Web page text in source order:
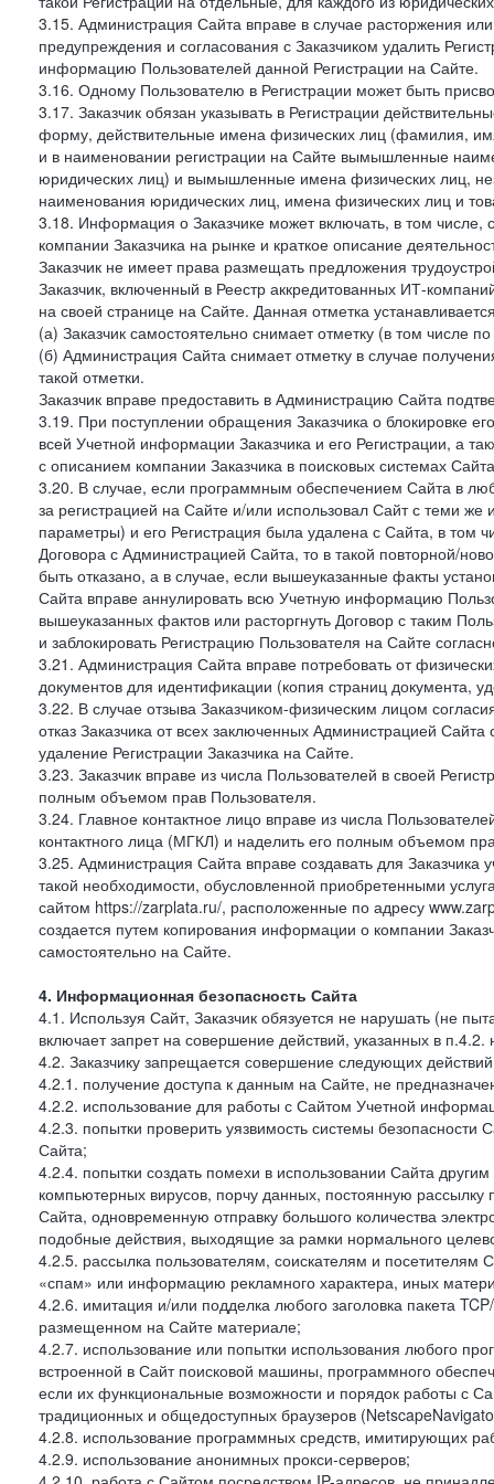
3.15. Администрация Сайта вправе в случае расторжения
предупреждения и согласования с Заказчиком удалить
информацию Пользователей данной Регистрации на Сайте.
3.16. Одному Пользователю в Регистрации может быть
3.17. Заказчик обязан указывать в Регистрации
форму, действительные имена физических лиц (фамилия,
и в наименовании регистрации на Сайте вымышленные
юридических лиц) и вымышленные имена физических лиц,
наименования юридических лиц, имена физических лиц и
3.18. Информация о Заказчике может включать, в том
компании Заказчика на рынке и краткое описание
Заказчик не имеет права размещать предложения
Заказчик, включенный в Реестр аккредитованных ИТ-
на своей странице на Сайте. Данная отметка
(а) Заказчик самостоятельно снимает отметку (в том числе
(б) Администрация Сайта снимает отметку в случае
такой отметки.
Заказчик вправе предоставить в Администрацию Сайта
3.19. При поступлении обращения Заказчика о блокировке
всей Учетной информации Заказчика и его Регистрации, а
с описанием компании Заказчика в поисковых системах
3.20. В случае, если программным обеспечением Сайта в
за регистрацией на Сайте и/или использовал Сайт с теми
параметры) и его Регистрация была удалена с Сайта, в том
Договора с Администрацией Сайта, то в такой повторной/
быть отказано, а в случае, если вышеуказанные факты
Сайта вправе аннулировать всю Учетную информацию
вышеуказанных фактов или расторгнуть Договор с таким
и заблокировать Регистрацию Пользователя на Сайте
3.21. Администрация Сайта вправе потребовать от
документов для идентификации (копия страниц документа,
3.22. В случае отзыва Заказчиком-физическим лицом
отказ Заказчика от всех заключенных Администрацией
удаление Регистрации Заказчика на Сайте.
3.23. Заказчик вправе из числа Пользователей в своей
полным объемом прав Пользователя.
3.24. Главное контактное лицо вправе из числа
контактного лица (МГКЛ) и наделить его полным объемом
3.25. Администрация Сайта вправе создавать для
такой необходимости, обусловленной приобретенными
сайтом https://zarplata.ru/, расположенные по адресу
создается путем копирования информации о компании
самостоятельно на Сайте.
4. Информационная безопасность Сайта
4.1. Используя Сайт, Заказчик обязуется не нарушать (не
включает запрет на совершение действий, указанных в
4.2. Заказчику запрещается совершение следующих
4.2.1. получение доступа к данным на Сайте, не
4.2.2. использование для работы с Сайтом Учетной
4.2.3. попытки проверить уязвимость системы
Сайта;
4.2.4. попытки создать помехи в использовании Сайта
компьютерных вирусов, порчу данных, постоянную
Сайта, одновременную отправку большого количества
подобные действия, выходящие за рамки нормального
4.2.5. рассылка пользователям, соискателям и
«спам» или информацию рекламного характера, иных
4.2.6. имитация и/или подделка любого заголовка пакета
размещенном на Сайте материале;
4.2.7. использование или попытки использования любого
встроенной в Сайт поисковой машины, программного
если их функциональные возможности и порядок работы с
традиционных и общедоступных браузеров
4.2.8. использование программных средств, имитирующих
4.2.9. использование анонимных прокси-серверов;